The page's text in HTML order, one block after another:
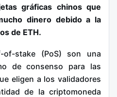
gráficas chinos que
dinero debido a la
de ETH.
of-stake (PoS) son una
de consenso para las
eligen a los validadores
de la criptomoneda